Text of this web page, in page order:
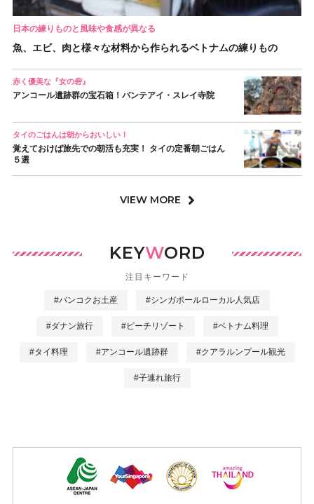
日本の練りものと風味や食感が異なる
魚、エビ、肉と様々な材料から作られるベトナムの練りもの
赤く優美な『女の砦』
アンコール遺跡群の宝石箱！バンテアイ・スレイ寺院
タイのごはんは朝からおいしい！
覚えておけば旅先での朝活も充実！ タイの定番朝ごはん
５選
VIEW MORE
KEYWORD
注目キーワード
#バンコクお土産 #シンガポールローカル人気店
#ダナン旅行 #ビーチリゾート #ベトナム料理
#タイ料理 #アンコール遺跡群 #クアラルンプール観光
#子連れ旅行